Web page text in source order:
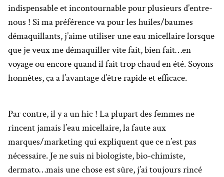
indispensable et incontournable pour plusieurs d’entre-
nous ! Si ma préférence va pour les huiles/baumes
démaquillants, j’aime utiliser une eau micellaire lorsque
que je veux me démaquiller vite fait, bien fait…en
voyage ou encore quand il fait trop chaud en été. Soyons
honnêtes, ça a l’avantage d’être rapide et efficace.
Par contre, il y a un hic ! La plupart des femmes ne
rincent jamais l’eau micellaire, la faute aux
marques/marketing qui expliquent que ce n’est pas
nécessaire. Je ne suis ni biologiste, bio-chimiste,
dermato…mais une chose est sûre, j’ai toujours rincé